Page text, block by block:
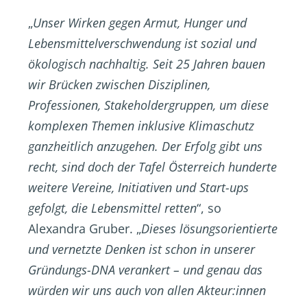
„Unser Wirken gegen Armut, Hunger und
Lebensmittelverschwendung ist sozial und
ökologisch nachhaltig. Seit 25 Jahren bauen
wir Brücken zwischen Disziplinen,
Professionen, Stakeholdergruppen, um diese
komplexen Themen inklusive Klimaschutz
ganzheitlich anzugehen. Der Erfolg gibt uns
recht, sind doch der Tafel Österreich hunderte
weitere Vereine, Initiativen und Start-ups
gefolgt, die Lebensmittel retten“, so
Alexandra Gruber. „Dieses lösungsorientierte
und vernetzte Denken ist schon in unserer
Gründungs-DNA verankert – und genau das
würden wir uns auch von allen Akteur:innen